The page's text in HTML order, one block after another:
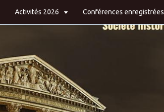
Activités 2026 Conférences enregistrées